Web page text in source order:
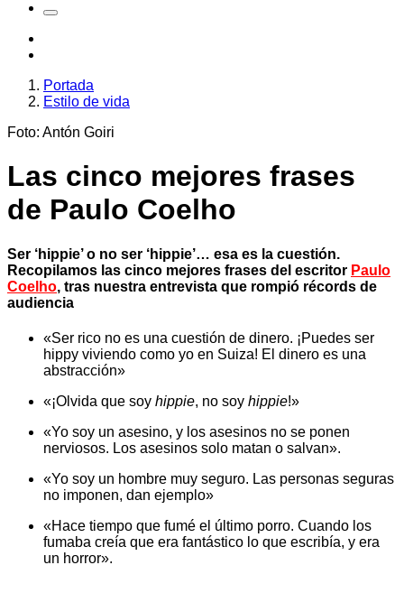
Portada
Estilo de vida
Foto: Antón Goiri
Las cinco mejores frases
de Paulo Coelho
Ser ‘hippie’ o no ser ‘hippie’… esa es la cuestión.
Recopilamos las cinco mejores frases del escritor Paulo
Coelho, tras nuestra entrevista que rompió récords de
audiencia
«Ser rico no es una cuestión de dinero. ¡Puedes ser
hippy viviendo como yo en Suiza! El dinero es una
abstracción»
«¡Olvida que soy hippie, no soy hippie!»
«Yo soy un asesino, y los asesinos no se ponen
nerviosos. Los asesinos solo matan o salvan».
«Yo soy un hombre muy seguro. Las personas seguras
no imponen, dan ejemplo»
«Hace tiempo que fumé el último porro. Cuando los
fumaba creía que era fantástico lo que escribía, y era
un horror».